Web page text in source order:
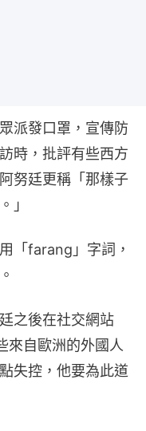
派發口罩，宣傳防
時，批評有些西方
努廷更稱「那樣子
」
「farang」字詞，
之後在社交網站
來自歐洲的外國人
失控，他要為此道